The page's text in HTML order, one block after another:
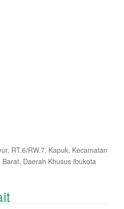
RT.6/RW.7, Kapuk, Kecamatan
Daerah Khusus Ibukota